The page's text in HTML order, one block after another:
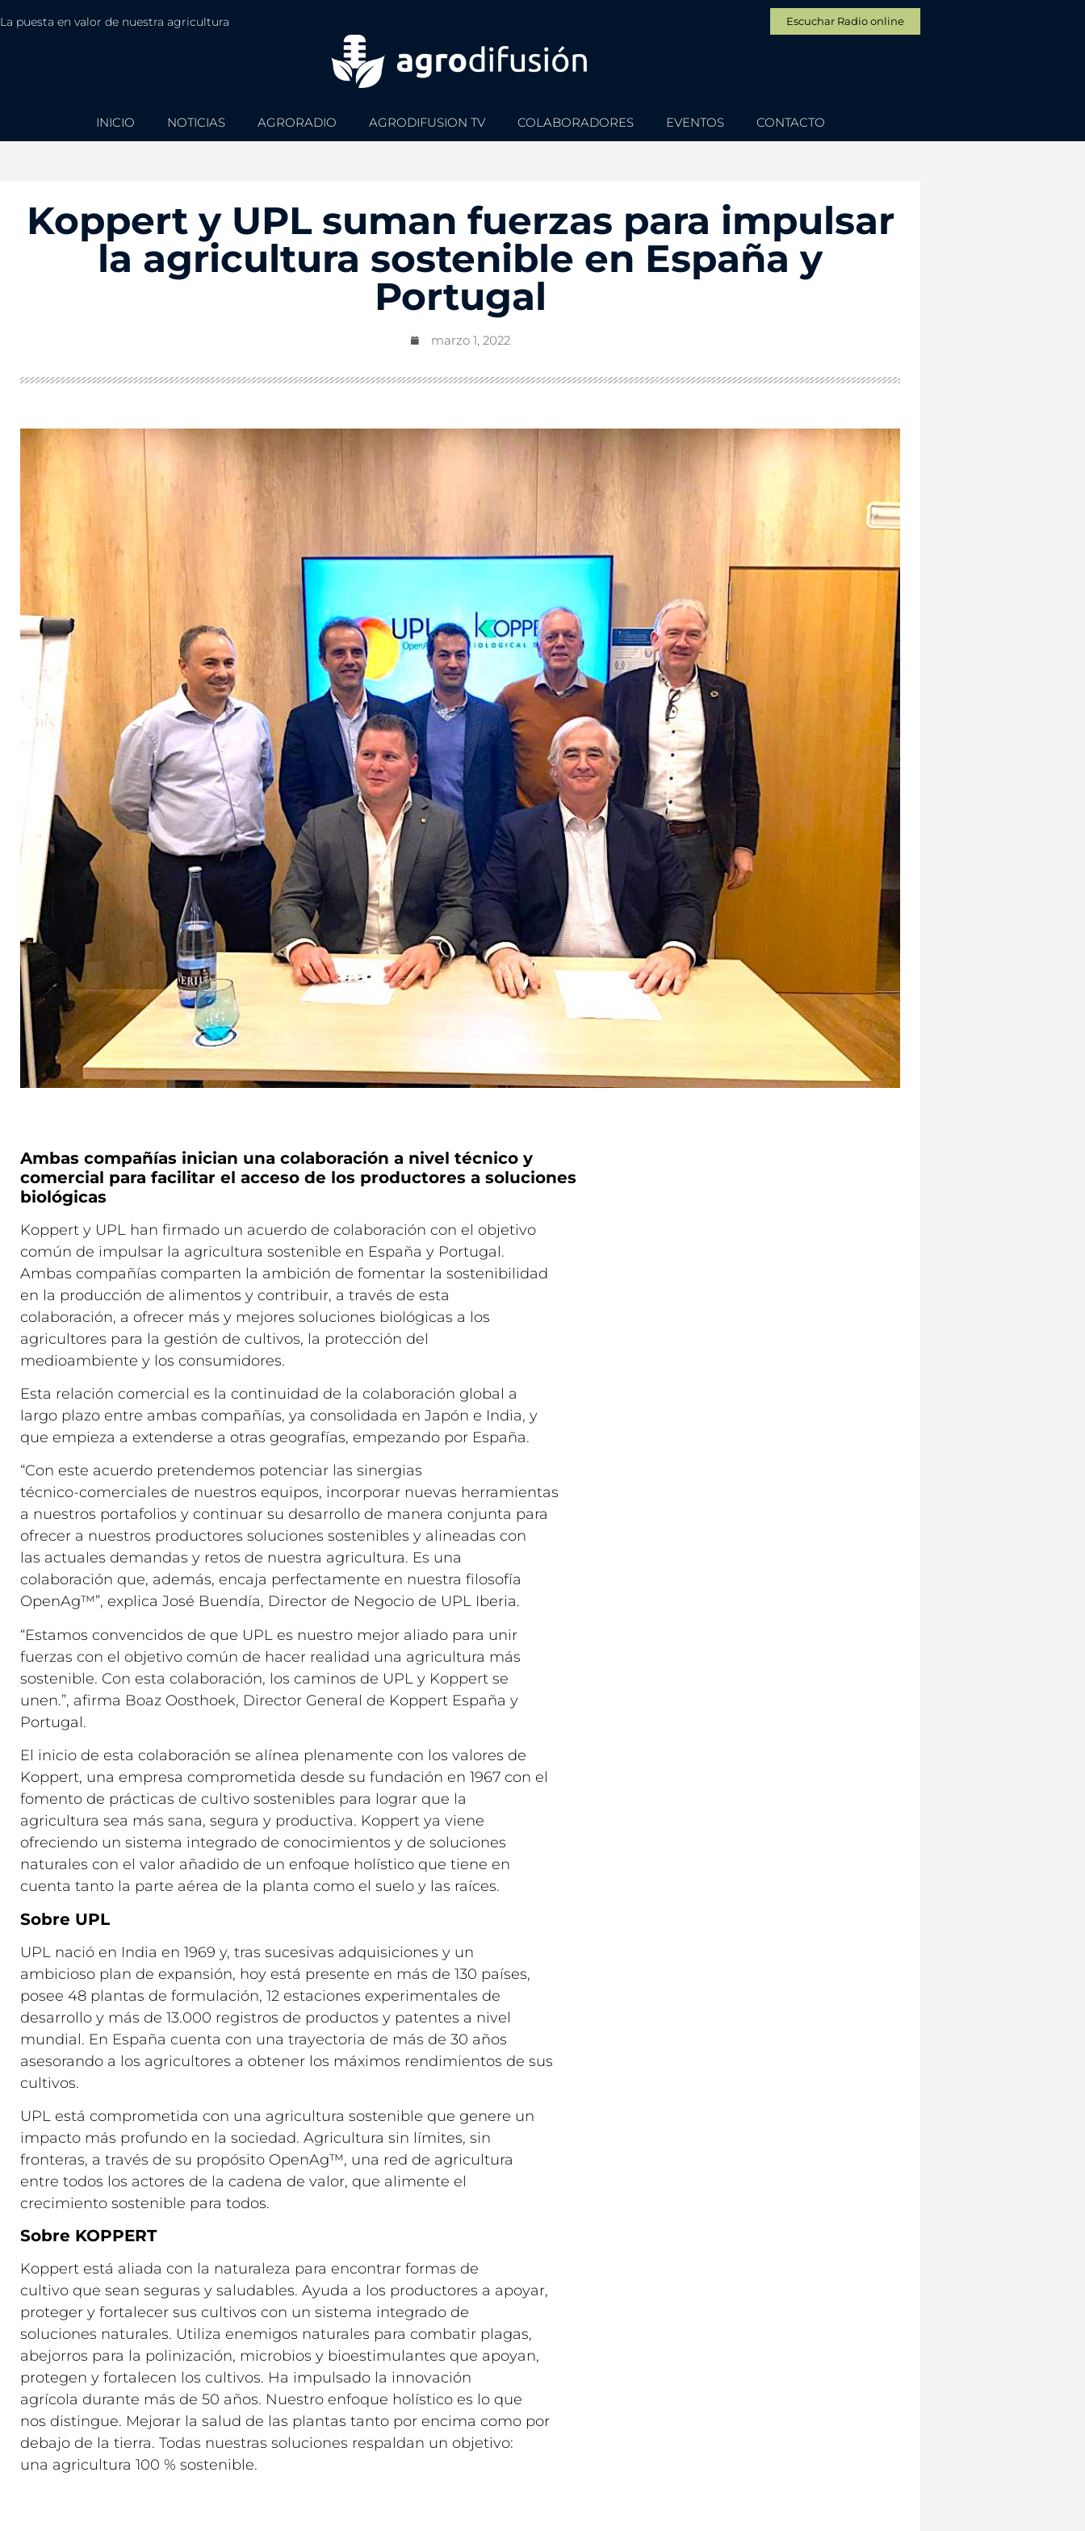
La puesta en valor de nuestra agricultura Escuchar Radio online
INICIO NOTICIAS AGRORADIO AGRODIFUSION TV COLABORADORES EVENTOS CONTACTO
Koppert y UPL suman fuerzas para impulsar
la agricultura sostenible en España y
Portugal
marzo 1, 2022
Ambas compañías inician una colaboración a nivel técnico y
comercial para facilitar el acceso de los productores a soluciones
biológicas
Koppert y UPL han firmado un acuerdo de colaboración con el objetivo
común de impulsar la agricultura sostenible en España y Portugal.
Ambas compañías comparten la ambición de fomentar la sostenibilidad
en la producción de alimentos y contribuir, a través de esta
colaboración, a ofrecer más y mejores soluciones biológicas a los
agricultores para la gestión de cultivos, la protección del
medioambiente y los consumidores.
Esta relación comercial es la continuidad de la colaboración global a
largo plazo entre ambas compañías, ya consolidada en Japón e India, y
que empieza a extenderse a otras geografías, empezando por España.
“Con este acuerdo pretendemos potenciar las sinergias
técnico-comerciales de nuestros equipos, incorporar nuevas herramientas
a nuestros portafolios y continuar su desarrollo de manera conjunta para
ofrecer a nuestros productores soluciones sostenibles y alineadas con
las actuales demandas y retos de nuestra agricultura. Es una
colaboración que, además, encaja perfectamente en nuestra filosofía
OpenAg™”, explica José Buendía, Director de Negocio de UPL Iberia.
“Estamos convencidos de que UPL es nuestro mejor aliado para unir
fuerzas con el objetivo común de hacer realidad una agricultura más
sostenible. Con esta colaboración, los caminos de UPL y Koppert se
unen.”, afirma Boaz Oosthoek, Director General de Koppert España y
Portugal.
El inicio de esta colaboración se alínea plenamente con los valores de
Koppert, una empresa comprometida desde su fundación en 1967 con el
fomento de prácticas de cultivo sostenibles para lograr que la
agricultura sea más sana, segura y productiva. Koppert ya viene
ofreciendo un sistema integrado de conocimientos y de soluciones
naturales con el valor añadido de un enfoque holístico que tiene en
cuenta tanto la parte aérea de la planta como el suelo y las raíces.
Sobre UPL
UPL nació en India en 1969 y, tras sucesivas adquisiciones y un
ambicioso plan de expansión, hoy está presente en más de 130 países,
posee 48 plantas de formulación, 12 estaciones experimentales de
desarrollo y más de 13.000 registros de productos y patentes a nivel
mundial. En España cuenta con una trayectoria de más de 30 años
asesorando a los agricultores a obtener los máximos rendimientos de sus
cultivos.
UPL está comprometida con una agricultura sostenible que genere un
impacto más profundo en la sociedad. Agricultura sin límites, sin
fronteras, a través de su propósito OpenAg™, una red de agricultura
entre todos los actores de la cadena de valor, que alimente el
crecimiento sostenible para todos.
Sobre KOPPERT
Koppert está aliada con la naturaleza para encontrar formas de
cultivo que sean seguras y saludables. Ayuda a los productores a apoyar,
proteger y fortalecer sus cultivos con un sistema integrado de
soluciones naturales. Utiliza enemigos naturales para combatir plagas,
abejorros para la polinización, microbios y bioestimulantes que apoyan,
protegen y fortalecen los cultivos. Ha impulsado la innovación
agrícola durante más de 50 años. Nuestro enfoque holístico es lo que
nos distingue. Mejorar la salud de las plantas tanto por encima como por
debajo de la tierra. Todas nuestras soluciones respaldan un objetivo:
una agricultura 100 % sostenible.